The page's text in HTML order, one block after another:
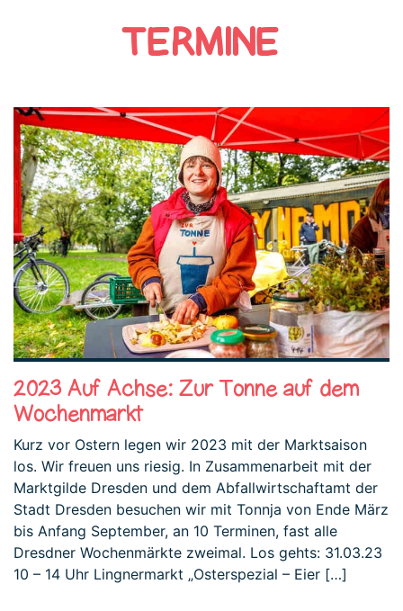
TERMINE
2023 Auf Achse: Zur Tonne auf dem
Wochenmarkt
Kurz vor Ostern legen wir 2023 mit der Marktsaison
los. Wir freuen uns riesig. In Zusammenarbeit mit der
Marktgilde Dresden und dem Abfallwirtschaftamt der
Stadt Dresden besuchen wir mit Tonnja von Ende März
bis Anfang September, an 10 Terminen, fast alle
Dresdner Wochenmärkte zweimal. Los gehts: 31.03.23
10 – 14 Uhr Lingnermarkt „Osterspezial – Eier […]